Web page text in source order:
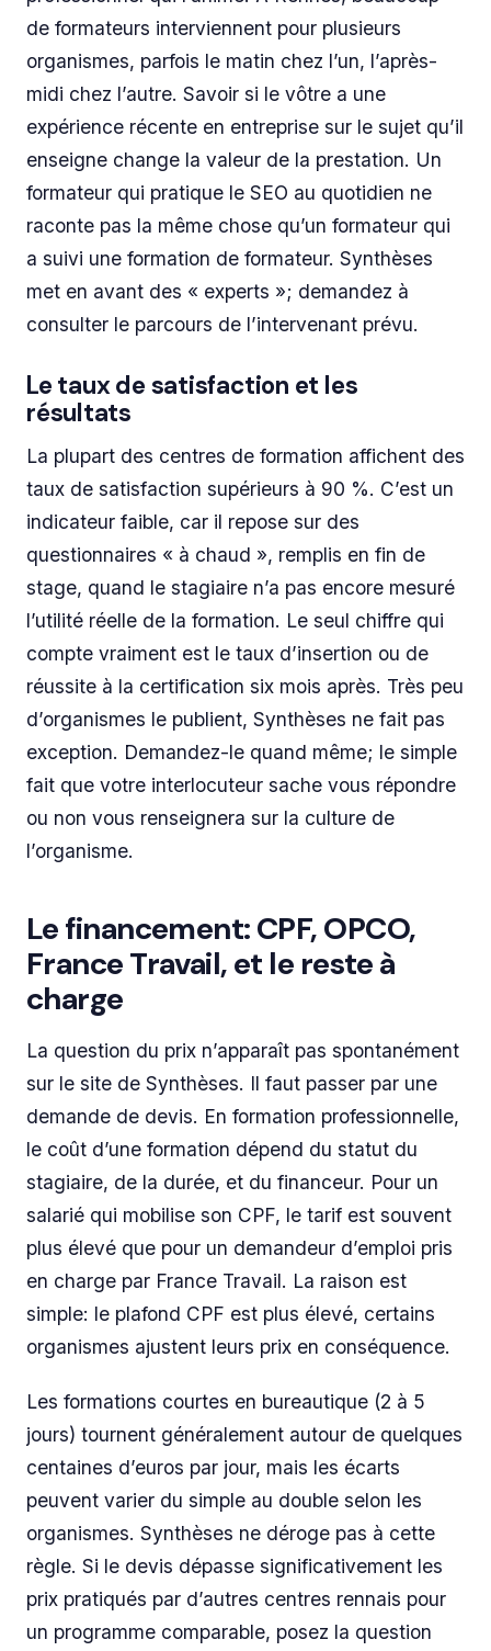
de formateurs interviennent pour plusieurs
organismes, parfois le matin chez l’un, l’après-
midi chez l’autre. Savoir si le vôtre a une
expérience récente en entreprise sur le sujet qu’il
enseigne change la valeur de la prestation. Un
formateur qui pratique le SEO au quotidien ne
raconte pas la même chose qu’un formateur qui
a suivi une formation de formateur. Synthèses
met en avant des « experts »; demandez à
consulter le parcours de l’intervenant prévu.
Le taux de satisfaction et les
résultats
La plupart des centres de formation affichent des
taux de satisfaction supérieurs à 90 %. C’est un
indicateur faible, car il repose sur des
questionnaires « à chaud », remplis en fin de
stage, quand le stagiaire n’a pas encore mesuré
l’utilité réelle de la formation. Le seul chiffre qui
compte vraiment est le taux d’insertion ou de
réussite à la certification six mois après. Très peu
d’organismes le publient, Synthèses ne fait pas
exception. Demandez-le quand même; le simple
fait que votre interlocuteur sache vous répondre
ou non vous renseignera sur la culture de
l’organisme.
Le financement: CPF, OPCO,
France Travail, et le reste à
charge
La question du prix n’apparaît pas spontanément
sur le site de Synthèses. Il faut passer par une
demande de devis. En formation professionnelle,
le coût d’une formation dépend du statut du
stagiaire, de la durée, et du financeur. Pour un
salarié qui mobilise son CPF, le tarif est souvent
plus élevé que pour un demandeur d’emploi pris
en charge par France Travail. La raison est
simple: le plafond CPF est plus élevé, certains
organismes ajustent leurs prix en conséquence.
Les formations courtes en bureautique (2 à 5
jours) tournent généralement autour de quelques
centaines d’euros par jour, mais les écarts
peuvent varier du simple au double selon les
organismes. Synthèses ne déroge pas à cette
règle. Si le devis dépasse significativement les
prix pratiqués par d’autres centres rennais pour
un programme comparable, posez la question